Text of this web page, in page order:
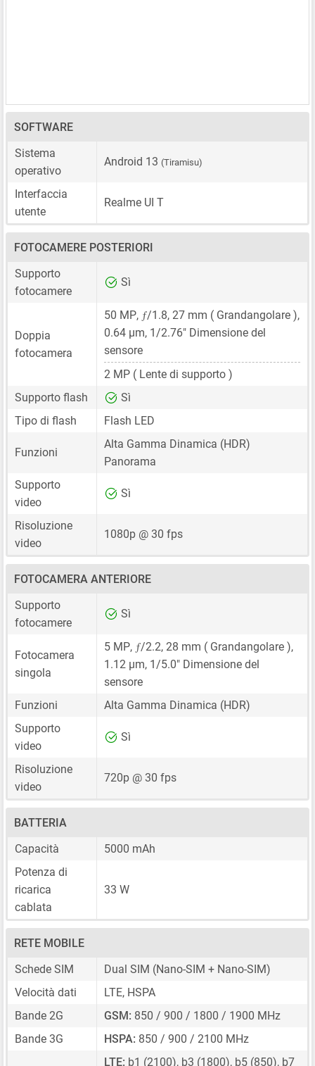
SOFTWARE
Sistema
operativo
Android 13 (Tiramisu)
Interfaccia
utente
Realme UI T
FOTOCAMERE POSTERIORI
Supporto
fotocamere
Sì
Doppia
fotocamera
50 MP, ƒ/1.8, 27 mm ( Grandangolare ),
0.64 μm, 1/2.76" Dimensione del
sensore
2 MP ( Lente di supporto )
Supporto flash
Sì
Tipo di flash
Flash LED
Funzioni
Alta Gamma Dinamica (HDR)
Panorama
Supporto
video
Sì
Risoluzione
video
1080p @ 30 fps
FOTOCAMERA ANTERIORE
Supporto
fotocamere
Sì
Fotocamera
singola
5 MP, ƒ/2.2, 28 mm ( Grandangolare ),
1.12 μm, 1/5.0" Dimensione del
sensore
Funzioni
Alta Gamma Dinamica (HDR)
Supporto
video
Sì
Risoluzione
video
720p @ 30 fps
BATTERIA
Capacità
5000 mAh
Potenza di
ricarica
cablata
33 W
RETE MOBILE
Schede SIM
Dual SIM (Nano-SIM + Nano-SIM)
Velocità dati
LTE, HSPA
Bande 2G
GSM: 850 / 900 / 1800 / 1900 MHz
Bande 3G
HSPA: 850 / 900 / 2100 MHz
LTE: b1 (2100), b3 (1800), b5 (850), b7